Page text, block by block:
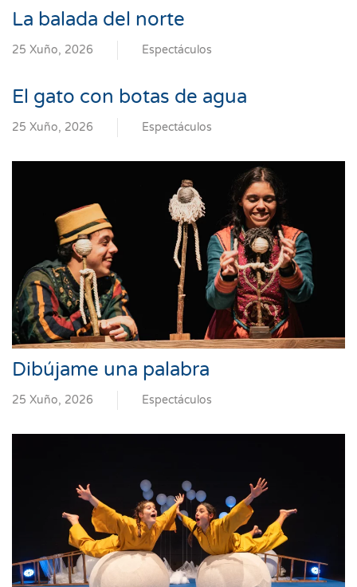
La balada del norte
25 Xuño, 2026 Espectáculos
El gato con botas de agua
25 Xuño, 2026 Espectáculos
Dibújame una palabra
25 Xuño, 2026 Espectáculos